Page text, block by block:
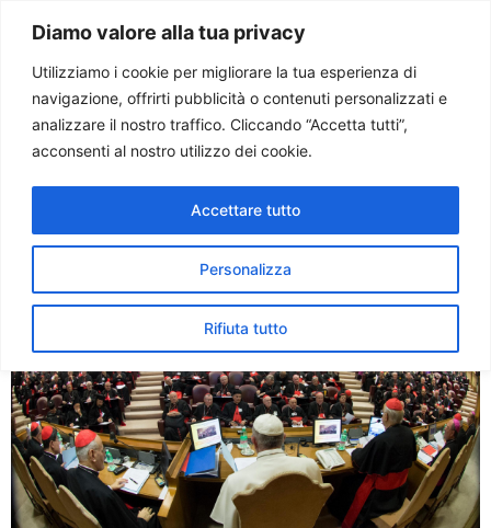
Diamo valore alla tua privacy
Utilizziamo i cookie per migliorare la tua esperienza di
navigazione, offrirti pubblicità o contenuti personalizzati e
analizzare il nostro traffico. Cliccando “Accetta tutti”,
acconsenti al nostro utilizzo dei cookie.
Personalizza
Rifiuta tutto
Accettare tutto
Paolo Ondarza
Tag:dottrina
I due sinodi sulla Famiglia:
sintesi di un cammino